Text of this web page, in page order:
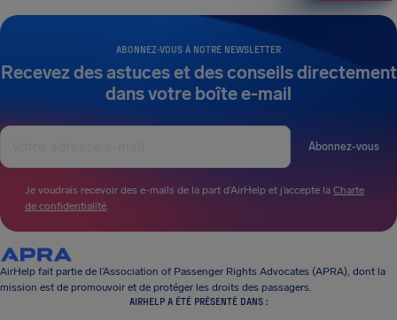
ABONNEZ-VOUS À NOTRE NEWSLETTER
Recevez des astuces et des conseils directement
dans votre boîte e-mail
Abonnez-vous
Je voudrais recevoir des e-mails de la part d’AirHelp et j’accepte la Charte
de confidentialité.
AirHelp fait partie de l’Association of Passenger Rights Advocates (APRA), dont la
mission est de promouvoir et de protéger les droits des passagers.
AIRHELP A ÉTÉ PRÉSENTÉ DANS :